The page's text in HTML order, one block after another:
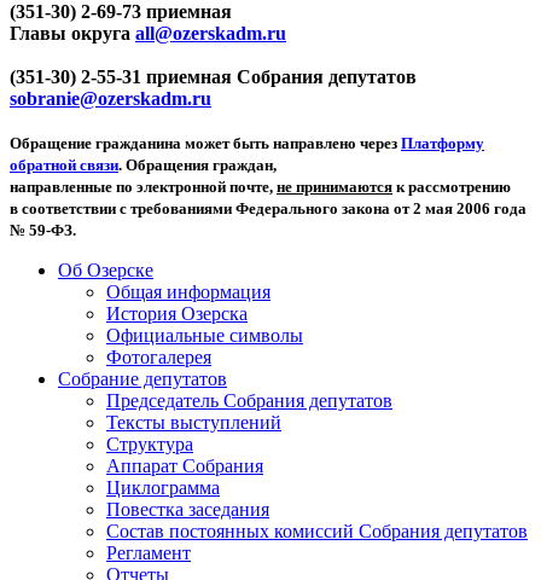
(351-30) 2-69-73 приемная
Главы округа all@ozerskadm.ru
(351-30) 2-55-31 приемная Собрания депутатов
sobranie@ozerskadm.ru
Обращение гражданина может быть направлено через Платформу
обратной связи. Обращения граждан,
направленные по электронной почте, не принимаются к рассмотрению
в соответствии с требованиями Федерального закона от 2 мая 2006 года
№ 59-ФЗ.
Об Озерске
Общая информация
История Озерска
Официальные символы
Фотогалерея
Собрание депутатов
Председатель Собрания депутатов
Тексты выступлений
Структура
Аппарат Собрания
Циклограмма
Повестка заседания
Состав постоянных комиссий Собрания депутатов
Регламент
Отчеты